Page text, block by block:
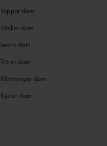
Toppar dam
Väskor dam
Jeans dam
Tröjor dam
Klänningar dam
Kjolar dam